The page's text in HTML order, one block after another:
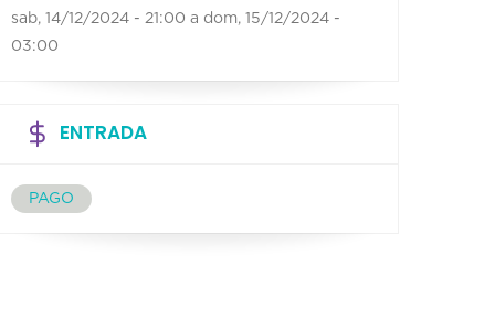
sab, 14/12/2024 - 21:00 a dom, 15/12/2024 -
03:00
ENTRADA
PAGO